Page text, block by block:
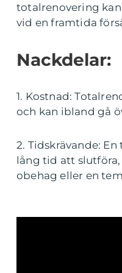
totalrenovering
vid en framtida
Nackdelar:
1. Kostnad:
och kan ibland gå
2. Tidskrävande:
lång tid att
obehag eller en